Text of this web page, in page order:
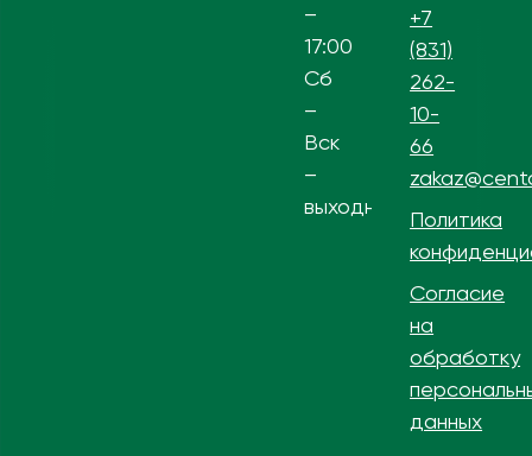
–
17:00
Сб
–
Вск
–
выходной
+7
(831)
262-
10-
66
Политика
Согласие
на
обработку
данных